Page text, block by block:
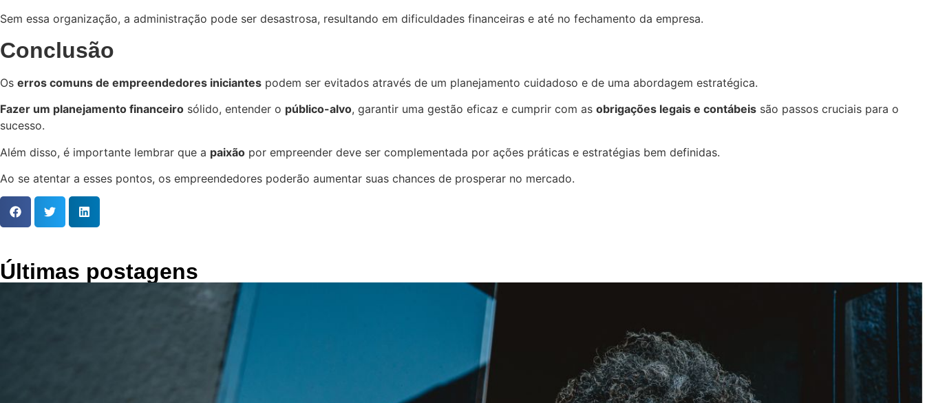
Sem essa organização, a administração pode ser desastrosa, resultando em dificuldades financeiras e até no fechamento da empresa.
Conclusão
Os erros comuns de empreendedores iniciantes podem ser evitados através de um planejamento cuidadoso e de uma abordagem estratégica.
Fazer um planejamento financeiro sólido, entender o público-alvo, garantir uma gestão eficaz e cumprir com as obrigações legais e contábeis são passos cruciais para o
sucesso.
Além disso, é importante lembrar que a paixão por empreender deve ser complementada por ações práticas e estratégias bem definidas.
Ao se atentar a esses pontos, os empreendedores poderão aumentar suas chances de prosperar no mercado.
Últimas postagens